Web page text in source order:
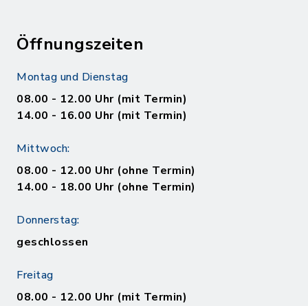
Öffnungszeiten
Montag und Dienstag
08.00 - 12.00 Uhr (mit Termin)
14.00 - 16.00 Uhr (mit Termin)
Mittwoch:
08.00 - 12.00 Uhr (ohne Termin)
14.00 - 18.00 Uhr (ohne Termin)
Donnerstag:
geschlossen
Freitag
08.00 - 12.00 Uhr (mit Termin)